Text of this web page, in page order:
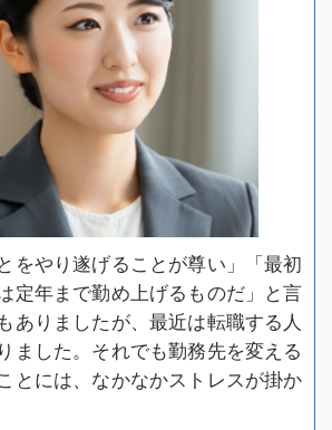
をやり遂げることが尊い」「最初
定年まで勤め上げるものだ」と言
ありましたが、最近は転職する人
ました。それでも勤務先を変える
とには、なかなかストレスが掛か